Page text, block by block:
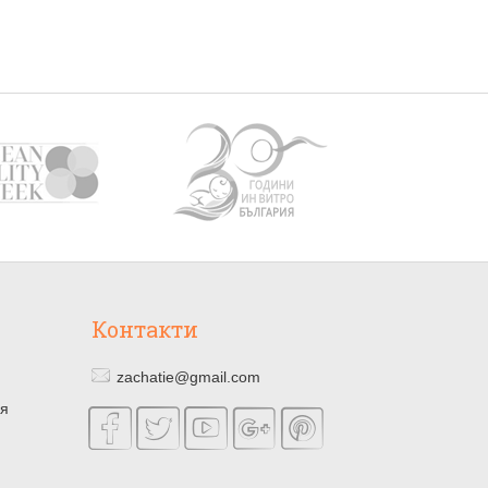
Контакти
zachatie@gmail.com